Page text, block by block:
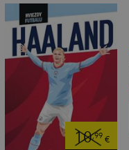
10,99 €